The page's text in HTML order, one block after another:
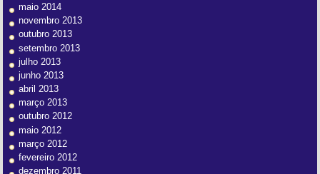
maio 2014
novembro 2013
outubro 2013
setembro 2013
julho 2013
junho 2013
abril 2013
março 2013
outubro 2012
maio 2012
março 2012
fevereiro 2012
dezembro 2011